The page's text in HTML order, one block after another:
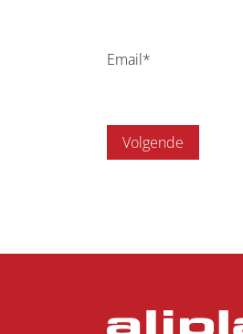
Email*
Volgende